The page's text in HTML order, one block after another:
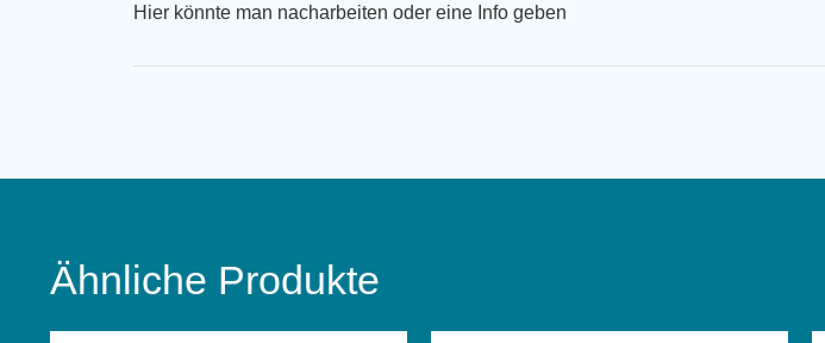
Hier könnte man nacharbeiten oder eine Info geben
Ähnliche Produkte